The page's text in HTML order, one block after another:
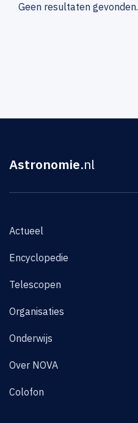
Geen resultaten gevonden.
Astronomie.nl
Actueel
Encyclopedie
Telescopen
Organisaties
Onderwijs
Over NOVA
Colofon